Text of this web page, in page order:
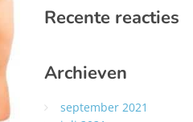
Recente reacties
Archieven
september 2021